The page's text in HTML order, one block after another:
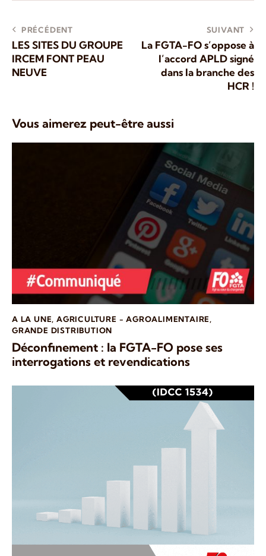
PRÉCÉDENT
LES SITES DU GROUPE
IRCEM FONT PEAU
NEUVE
SUIVANT
La FGTA-FO s’oppose à
l’accord APLD signé
dans la branche des
HCR !
Vous aimerez peut-être aussi
A LA UNE,AGRICULTURE - AGROALIMENTAIRE,
GRANDE DISTRIBUTION
Déconfinement : la FGTA-FO pose ses
interrogations et revendications